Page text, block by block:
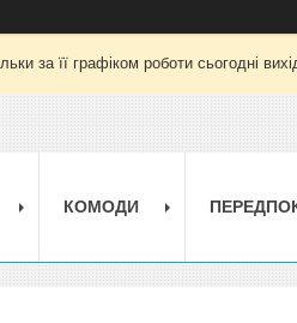
за її графіком роботи сьогодні
КОМОДИ